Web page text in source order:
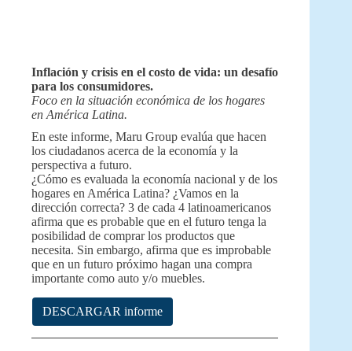
Inflación y crisis en el costo de vida: un desafío
para los consumidores.
Foco en la situación económica de los hogares
en América Latina.
En este informe, Maru Group evalúa que hacen
los ciudadanos acerca de la economía y la
perspectiva a futuro.
¿Cómo es evaluada la economía nacional y de los
hogares en América Latina? ¿Vamos en la
dirección correcta? 3 de cada 4 latinoamericanos
afirma que es probable que en el futuro tenga la
posibilidad de comprar los productos que
necesita. Sin embargo, afirma que es improbable
que en un futuro próximo hagan una compra
importante como auto y/o muebles.
DESCARGAR informe